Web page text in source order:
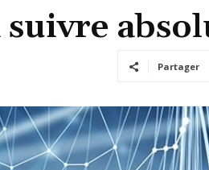
Partager